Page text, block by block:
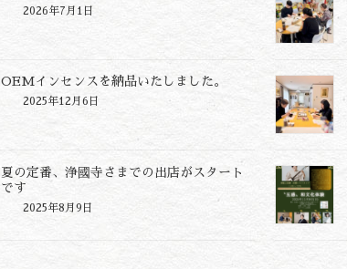
2026年7月1日
OEMインセンスを納品いたしました。
2025年12月6日
夏の定番、浄國寺さまでの出店がスタート
です
2025年8月9日